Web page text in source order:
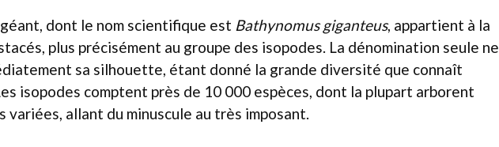
dont le nom scientifique est Bathynomus giganteus, appartient à la
plus précisément au groupe des isopodes. La dénomination seule ne
sa silhouette, étant donné la grande diversité que connaît
isopodes comptent près de 10 000 espèces, dont la plupart arborent
variées, allant du minuscule au très imposant.